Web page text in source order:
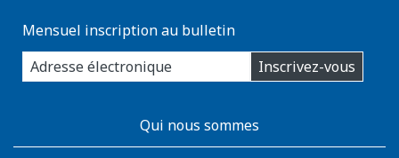
Mensuel inscription au bulletin
enter
you
email
Inscrivez-vous
AboutKidsHealthQui nous sommes